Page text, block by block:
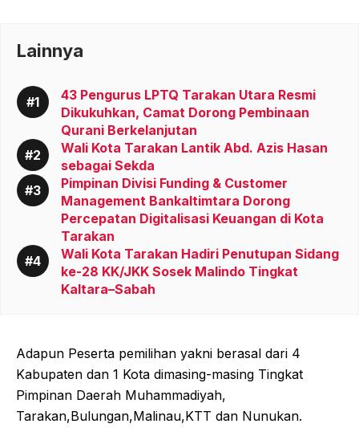
Lainnya
43 Pengurus LPTQ Tarakan Utara Resmi
Dikukuhkan, Camat Dorong Pembinaan
Qurani Berkelanjutan
Wali Kota Tarakan Lantik Abd. Azis Hasan
sebagai Sekda
Pimpinan Divisi Funding & Customer
Management Bankaltimtara Dorong
Percepatan Digitalisasi Keuangan di Kota
Tarakan
Wali Kota Tarakan Hadiri Penutupan Sidang
ke-28 KK/JKK Sosek Malindo Tingkat
Kaltara–Sabah
Adapun Peserta pemilihan yakni berasal dari 4
Kabupaten dan 1 Kota dimasing-masing Tingkat
Pimpinan Daerah Muhammadiyah,
Tarakan,Bulungan,Malinau,KTT dan Nunukan.